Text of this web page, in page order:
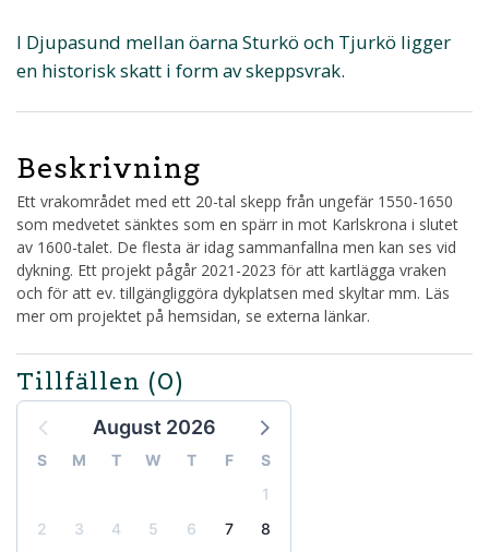
I Djupasund mellan öarna Sturkö och Tjurkö ligger
en historisk skatt i form av skeppsvrak.
Beskrivning
Ett vrakområdet med ett 20-tal skepp från ungefär 1550-1650
som medvetet sänktes som en spärr in mot Karlskrona i slutet
av 1600-talet. De flesta är idag sammanfallna men kan ses vid
dykning. Ett projekt pågår 2021-2023 för att kartlägga vraken
och för att ev. tillgängliggöra dykplatsen med skyltar mm. Läs
mer om projektet på hemsidan, se externa länkar.
Tillfällen (0)
August 2026
S M T W T F
S
1
2
3 4 5 6 7
8